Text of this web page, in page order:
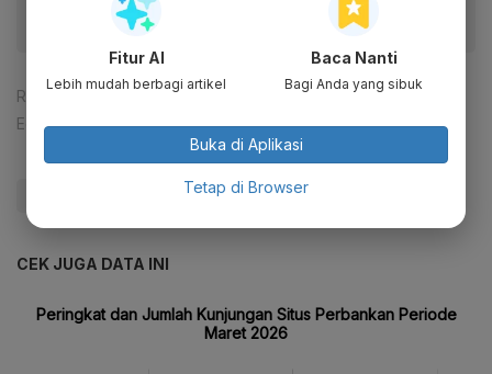
Reporter:
Karunia Putri
Editor: Ameidyo Daud Nasution
#Update Me
CEK JUGA DATA INI
Fitur AI
Lebih mudah berbagi artikel
Baca Nanti
Bagi Anda yang sibuk
Buka di Aplikasi
Tetap di Browser